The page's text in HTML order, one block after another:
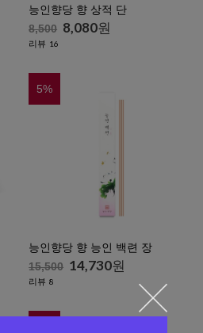
능인향당 향 상적 단
8,500 8,080원
리뷰 16
5%
능인향당 향 능인 백련 장
15,500 14,730원
리뷰 8